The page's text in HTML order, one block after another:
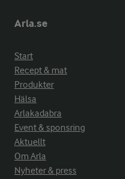
Arla.se
Start
Recept & mat
Produkter
Hälsa
Arlakadabra
Event & sponsring
Aktuellt
Om Arla
Nyheter & press